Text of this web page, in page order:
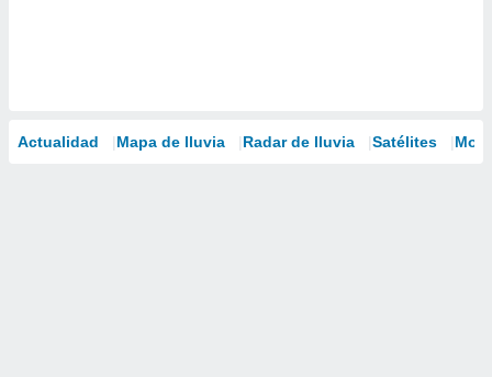
Actualidad Mapa de lluvia Radar de lluvia Satélites